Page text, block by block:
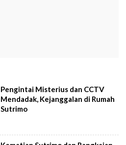
Pengintai Misterius dan CCTV
Mendadak, Kejanggalan di Rumah
Sutrimo